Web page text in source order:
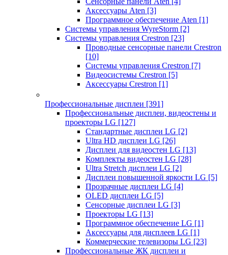
Аксессуары Aten [3]
Программное обеспечение Aten [1]
Системы управления WyreStorm [2]
Системы управления Crestron [23]
Проводные сенсорные панели Crestron
[10]
Системы управления Crestron [7]
Видеосистемы Crestron [5]
Аксессуары Crestron [1]
Профессиональные дисплеи [391]
Профессиональные дисплеи, видеостены и
проекторы LG [127]
Стандартные дисплеи LG [2]
Ultra HD дисплеи LG [26]
Дисплеи для видеостен LG [13]
Комплекты видеостен LG [28]
Ultra Stretch дисплеи LG [2]
Дисплеи повышенной яркости LG [5]
Прозрачные дисплеи LG [4]
OLED дисплеи LG [5]
Сенсорные дисплеи LG [3]
Проекторы LG [13]
Программное обеспечение LG [1]
Аксессуары для дисплеев LG [1]
Коммерческие телевизоры LG [23]
Профессиональные ЖК дисплеи и